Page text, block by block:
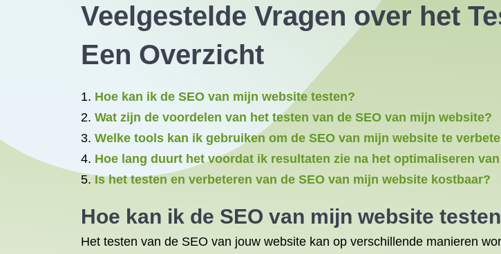
Veelgestelde Vragen over het
Een Overzicht
Hoe kan ik de SEO van mijn website testen?
Wat zijn de voordelen van het testen van de SEO van mijn website?
Welke tools kan ik gebruiken om de SEO van mijn website te
Hoe lang duurt het voordat ik resultaten zie na het optimaliseren
Is het testen en verbeteren van de SEO van mijn website kostbaar?
Hoe kan ik de SEO van mijn website
Het testen van de SEO van jouw website kan op verschillende manieren